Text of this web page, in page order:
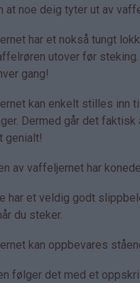
at noe deig tyter ut av
har et nokså tungt
utover før
gang!
kan enkelt stilles inn
Dermed går det
genialt!
av vaffeljernet har
har et veldig godt
du steker.
kan oppbevares
følger det med et